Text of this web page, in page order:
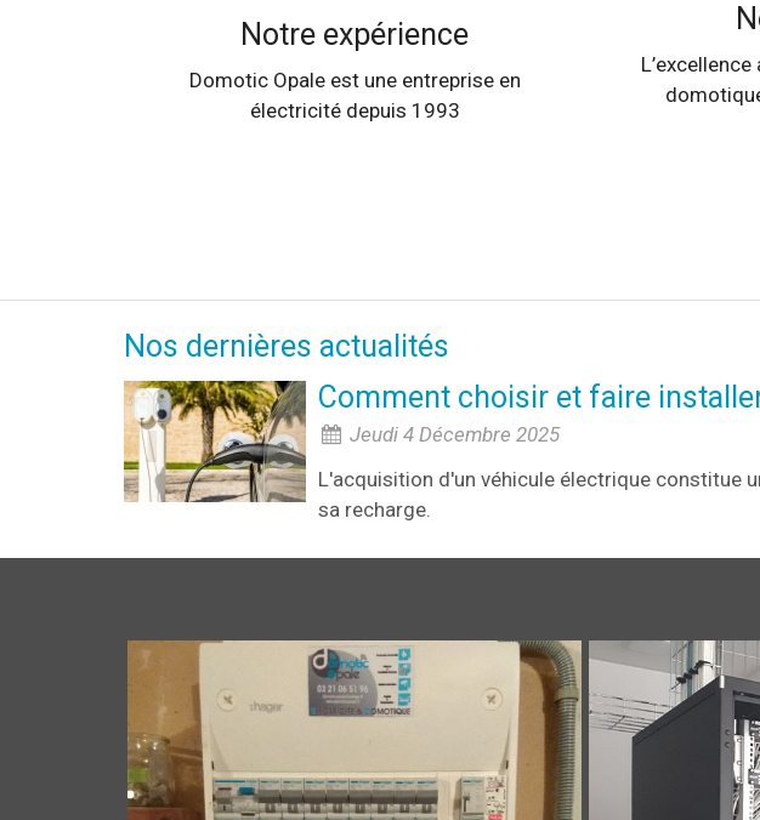
Notre expérience
Domotic Opale est une entreprise en
électricité depuis 1993
Nos dernières actualités
Comment choisir et faire
Jeudi 4 Décembre 2025
L'acquisition d'un véhicule électrique constitue
sa recharge.